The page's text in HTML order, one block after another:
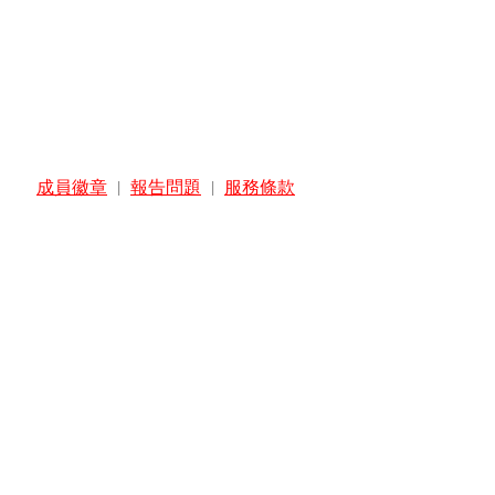
成員徽章 | 報告問題 | 服務條款